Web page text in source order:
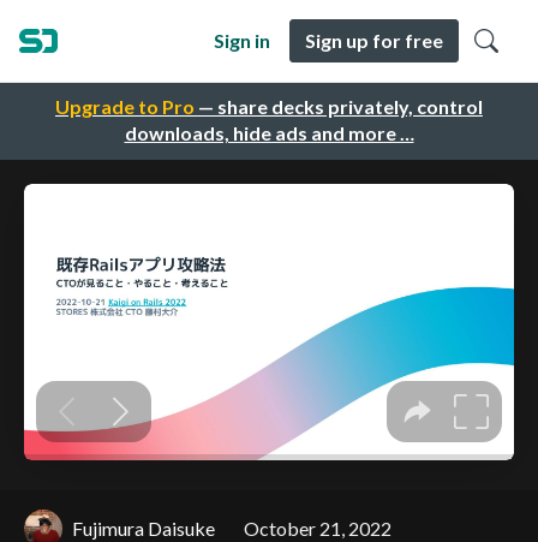
Upgrade to Pro — share decks privately, control
downloads, hide ads and more …
Sign in Sign up for free
Fujimura Daisuke October 21, 2022